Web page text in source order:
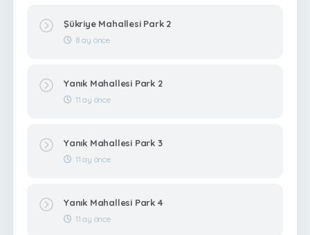
Şükriye Mahallesi Park 2
8 ay önce
Yanık Mahallesi Park 2
11 ay önce
Yanık Mahallesi Park 3
11 ay önce
Yanık Mahallesi Park 4
11 ay önce